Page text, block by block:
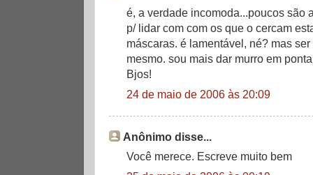
é, a verdade incomoda...poucos são
p/ lidar com com os que o cercam
máscaras. é lamentável, né? mas
mesmo. sou mais dar murro em
Bjos!
24 de maio de 2006 às 20:09
Anônimo disse...
Você merece. Escreve muito bem